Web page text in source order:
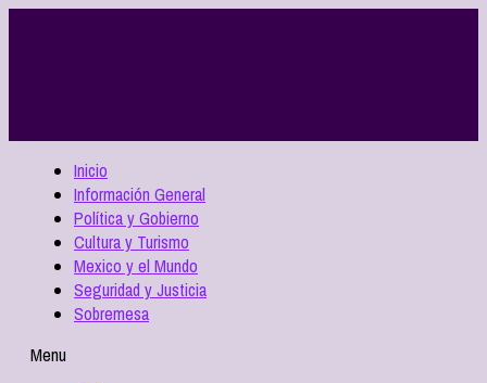
Inicio
Información General
Política y Gobierno
Cultura y Turismo
Mexico y el Mundo
Seguridad y Justicia
Sobremesa
Menu